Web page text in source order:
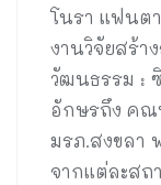
โนรา แฟนต
งานวิจัยสร้า
วัฒนธรรม :
อักษรถึง ค
มรภ.สงขลา
จากแต่ละสถ